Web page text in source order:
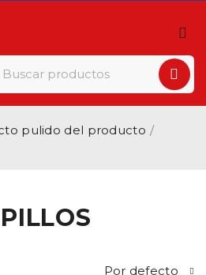
pulido del producto /
Por defecto